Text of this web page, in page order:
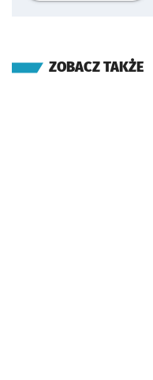
ZOBACZ TAKŻE